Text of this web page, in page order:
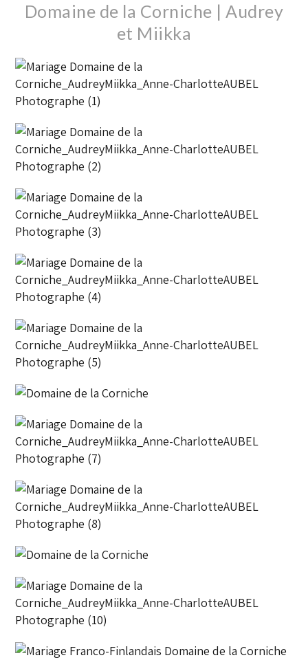
Domaine de la Corniche | Audrey
et Miikka